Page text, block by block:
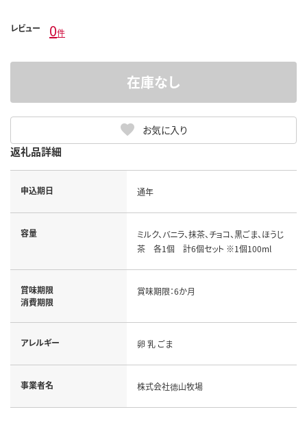
レビュー 0件
お気に入り
在庫なし
返礼品詳細
申込期日 通年
容量
ミルク、バニラ、抹茶、チョコ、黒ごま、ほうじ
茶 各1個 計6個セット ※1個100ml
賞味期限
消費期限
賞味期限：6か月
アレルギー 卵 乳 ごま
事業者名 株式会社德山牧場